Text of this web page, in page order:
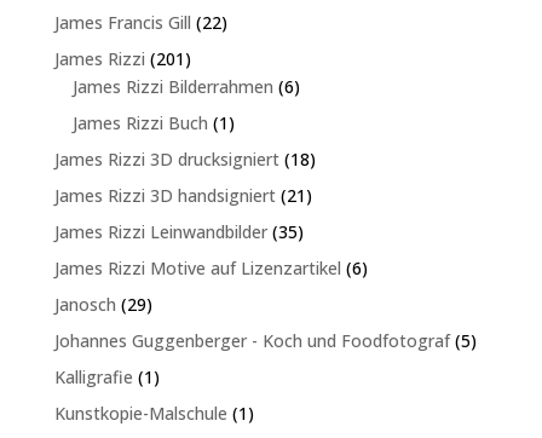
James Francis Gill 2222
James Rizzi 201201
Produkte
James Rizzi Bilderrahmen 66
James Rizzi Buch 11
Produkt
James Rizzi 3D drucksigniert 1818
Produkte
James Rizzi 3D handsigniert 2121
James Rizzi Leinwandbilder 3535
Produkte
James Rizzi Motive auf Lizenzartikel 66
Janosch 2929
Produkte
Johannes Guggenberger - Koch und Foodfotograf 55
Kalligrafie 11
Produkt
Kunstkopie-Malschule 11